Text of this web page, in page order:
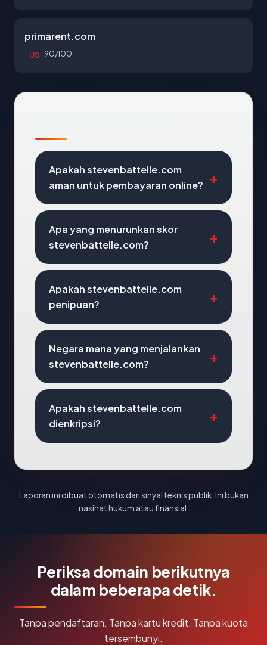
primarent.com
US 90/100
Apakah stevenbattelle.com
aman untuk pembayaran online?
Apa yang menurunkan skor
stevenbattelle.com?
Apakah stevenbattelle.com
penipuan?
Negara mana yang menjalankan
stevenbattelle.com?
Apakah stevenbattelle.com
dienkripsi?
Laporan ini dibuat otomatis dari sinyal teknis publik. Ini bukan
nasihat hukum atau finansial.
Periksa domain berikutnya
dalam beberapa detik.
Tanpa pendaftaran. Tanpa kartu kredit. Tanpa kuota
tersembunyi.